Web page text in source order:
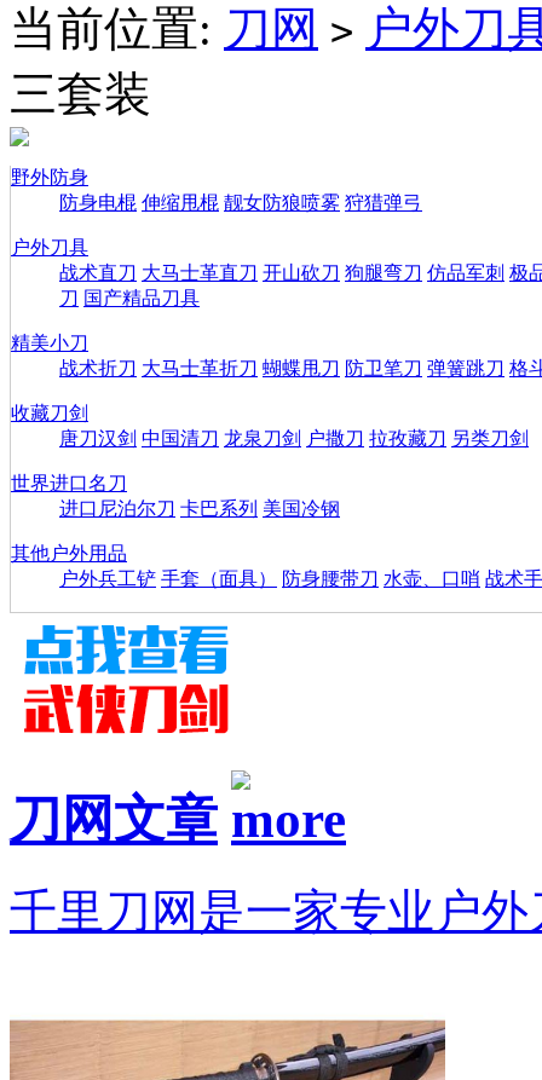
当前位置: 刀网 > 户外刀
三套装
野外防身
防身电棍 伸缩甩棍 靓女防狼喷雾 狩猎弹弓
户外刀具
战术直刀 大马士革直刀 开山砍刀 狗腿弯刀 仿品军刺 极
刀 国产精品刀具
精美小刀
战术折刀 大马士革折刀 蝴蝶甩刀 防卫笔刀 弹簧跳刀 格
收藏刀剑
唐刀汉剑 中国清刀 龙泉刀剑 户撒刀 拉孜藏刀 另类刀剑
世界进口名刀
进口尼泊尔刀 卡巴系列 美国冷钢
其他户外用品
户外兵工铲 手套（面具） 防身腰带刀 水壶、口哨 战术
刀网文章
千里刀网是一家专业户